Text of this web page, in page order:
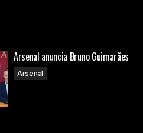
Arsenal anuncia Bruno Guimarães
Arsenal